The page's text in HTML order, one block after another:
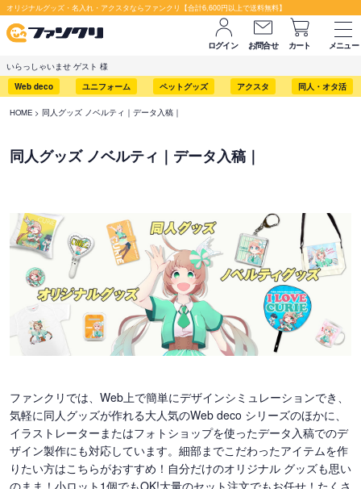
オリジナルグッズ・名入れ・アクスタならファンクリ【合計6,600円以上で送料無料】
ログイン お問合せ カート
メニュー
いらっしゃいませ ゲスト 様
Web deco
ユニフォーム ペットグッズ アクスタ 同人・オタ活
HOME 同人グッズ ノベルティ｜データ入稿｜
同人グッズ ノベルティ｜データ入稿｜
ファンクリでは、Web上で簡単にデザインシミュレーションでき、
気軽に同人グッズが作れる大人気のWeb deco シリーズのほかに、
イラストレーターまたはフォトショップを使ったデータ入稿でのデ
ザイン製作にも対応しています。細部までこだわったアイテムを作
りたい方はこちらがおすすめ！自分だけのオリジナル グッズも思い
のまま！小ロット1個でもOK!大量のセット注文でもお任せ！たくさ